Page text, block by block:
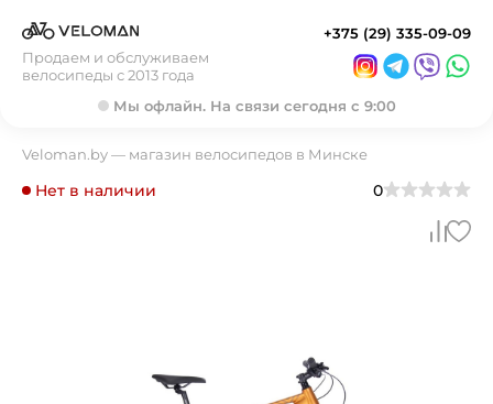
Продаем и обслуживаем
велосипеды с 2013 года
+375 (29) 335-09-09
Мы офлайн. На связи сегодня с 9:00
Veloman.by — магазин велосипедов в Минске
Нет в наличии 0